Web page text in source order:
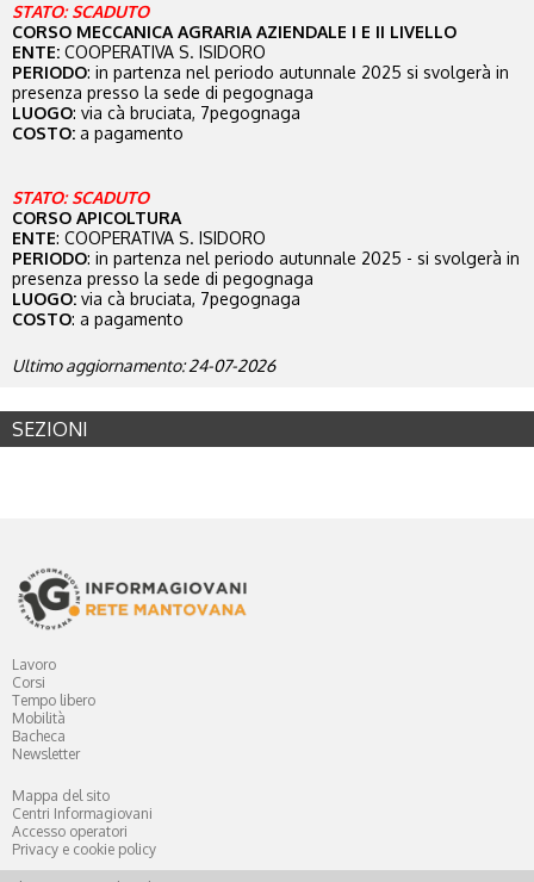
STATO: SCADUTO
CORSO MECCANICA AGRARIA AZIENDALE I E II LIVELLO
ENTE: COOPERATIVA S. ISIDORO
PERIODO: in partenza nel periodo autunnale 2025 si svolgerà in
presenza presso la sede di pegognaga
LUOGO: via cà bruciata, 7pegognaga
COSTO: a pagamento
STATO: SCADUTO
CORSO APICOLTURA
ENTE: COOPERATIVA S. ISIDORO
PERIODO: in partenza nel periodo autunnale 2025 - si svolgerà in
presenza presso la sede di pegognaga
LUOGO: via cà bruciata, 7pegognaga
COSTO: a pagamento
Ultimo aggiornamento: 24-07-2026
SEZIONI
Lavoro
Corsi
Tempo libero
Mobilità
Bacheca
Newsletter
Mappa del sito
Centri Informagiovani
Accesso operatori
Privacy e cookie policy